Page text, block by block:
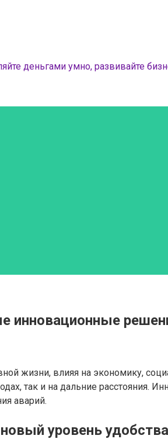
деньгами умно, развивайте
инновационные
жизни, влияя на экономику,
так и на дальние
аварий.
уровень удобства